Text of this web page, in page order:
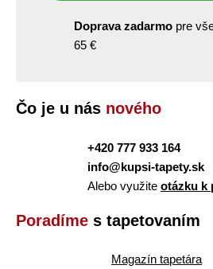
Doprava zadarmo pre
65 €
Čo je u nás nového
+420 777 933 164
info@kupsi-tapety.sk
Alebo využite otázku k
Poradíme s tapetovaním
Magazín tapetára